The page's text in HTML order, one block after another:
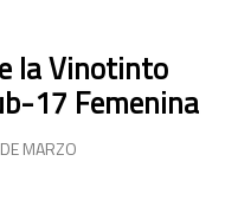
la Vinotinto
17 Femenina
MARZO